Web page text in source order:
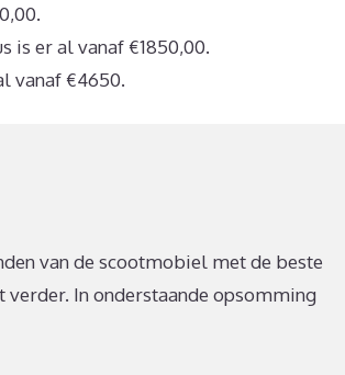
is er al vanaf €1850,00.
vanaf €4650.
van de scootmobiel met de beste
In onderstaande opsomming